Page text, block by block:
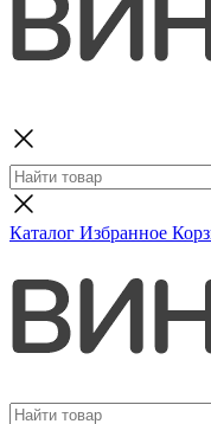
Каталог Избранное